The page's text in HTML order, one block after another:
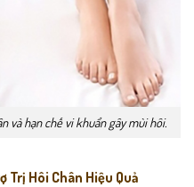
và hạn chế vi khuẩn gây mùi hôi.
Trị Hôi Chân Hiệu Quả